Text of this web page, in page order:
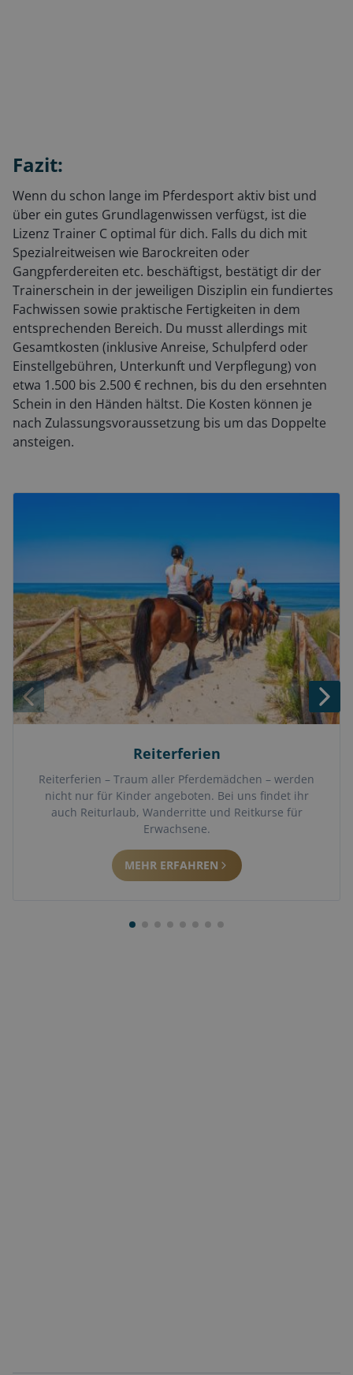
Fazit:
Wenn du schon lange im Pferdesport aktiv bist und
über ein gutes Grundlagenwissen verfügst, ist die
Lizenz Trainer C optimal für dich. Falls du dich mit
Spezialreitweisen wie Barockreiten oder
Gangpferdereiten etc. beschäftigst, bestätigt dir der
Trainerschein in der jeweiligen Disziplin ein fundiertes
Fachwissen sowie praktische Fertigkeiten in dem
entsprechenden Bereich. Du musst allerdings mit
Gesamtkosten (inklusive Anreise, Schulpferd oder
Einstellgebühren, Unterkunft und Verpflegung) von
etwa 1.500 bis 2.500 € rechnen, bis du den ersehnten
Schein in den Händen hältst. Die Kosten können je
nach Zulassungsvoraussetzung bis um das Doppelte
ansteigen.
Reiterferien
Reiterferien – Traum aller Pferdemädchen – werden
nicht nur für Kinder angeboten. Bei uns findet ihr
auch Reiturlaub, Wanderritte und Reitkurse für
Erwachsene.
MEHR ERFAHREN